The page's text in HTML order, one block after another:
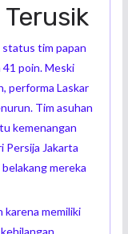
tim papan
poin. Meski
performa Laskar
Tim asuhan
kemenangan
Persija Jakarta
mereka
memiliki